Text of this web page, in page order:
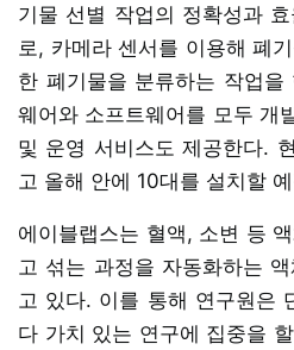
기물 선별 작업의 정확성과
로, 카메라 센서를 이용해 폐
한 폐기물을 분류하는 작업을
웨어와 소프트웨어를 모두 개
및 운영 서비스도 제공한다.
고 올해 안에 10대를 설치할
에이블랩스는 혈액, 소변 등
고 섞는 과정을 자동화하는
고 있다. 이를 통해 연구원은
다 가치 있는 연구에 집중을